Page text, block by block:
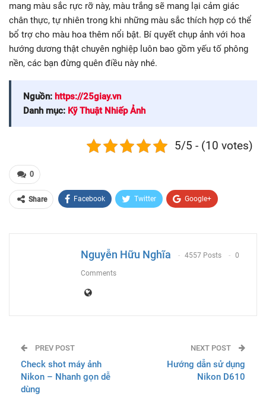
mang màu sắc rực rỡ này, màu trắng sẽ mang lại cảm giác
chân thực, tự nhiên trong khi những màu sắc thích hợp có thể
bổ trợ cho màu hoa thêm nổi bật. Bí quyết chụp ảnh với hoa
hướng dương thật chuyên nghiệp luôn bao gồm yếu tố phông
nền, các bạn đừng quên điều này nhé.
Nguồn: https://25giay.vn
Danh mục: Kỹ Thuật Nhiếp Ảnh
5/5 - (10 votes)
0
Share Facebook Twitter Google+
Nguyễn Hữu Nghĩa 4557 Posts 0
Comments
PREV POST
Check shot máy ảnh
Nikon – Nhanh gọn dễ
dùng
NEXT POST
Hướng dẫn sử dụng
Nikon D610